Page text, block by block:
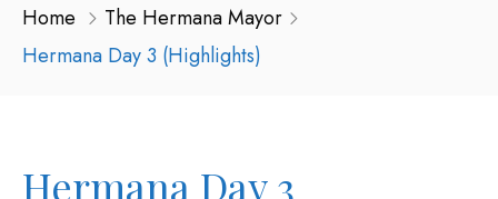
2026 Event Schedule
Contact
Home
The Hermana Mayor
Hermana Day 3 (Highlights)
Hermana Day 3